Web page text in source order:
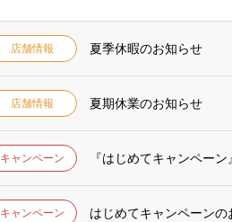
店舗情報 夏季休暇のお知らせ
店舗情報 夏期休業のお知らせ
キャンペーン 『はじめてキャンペー
キャンペーン はじめてキャンペーンの